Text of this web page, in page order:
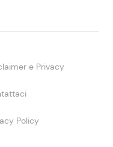
e Privacy
Policy